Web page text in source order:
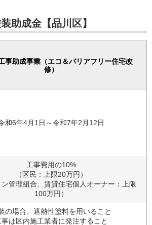
助成金【品川区】
事助成事業（エコ＆バリアフリー住宅改
修）
和6年4月1日～令和7年2月12日
工事費用の10%
（区民：上限20万円）
ン管理組合、賃貸住宅個人オーナー：上限
100万円）
の場合、遮熱性塗料を用いること
事は区内施工業者に発注すること